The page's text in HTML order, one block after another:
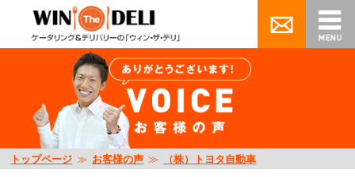
トップページ ≫ お客様の声 ≫ （株）トヨタ自動車